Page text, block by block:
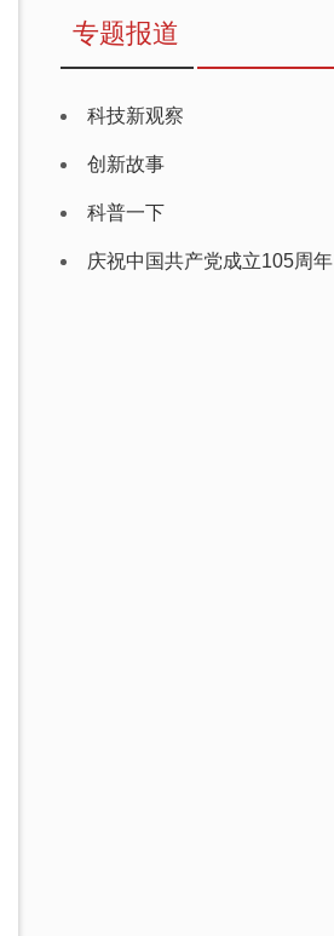
专题报道
科技新观察
创新故事
科普一下
庆祝中国共产党成立105周年